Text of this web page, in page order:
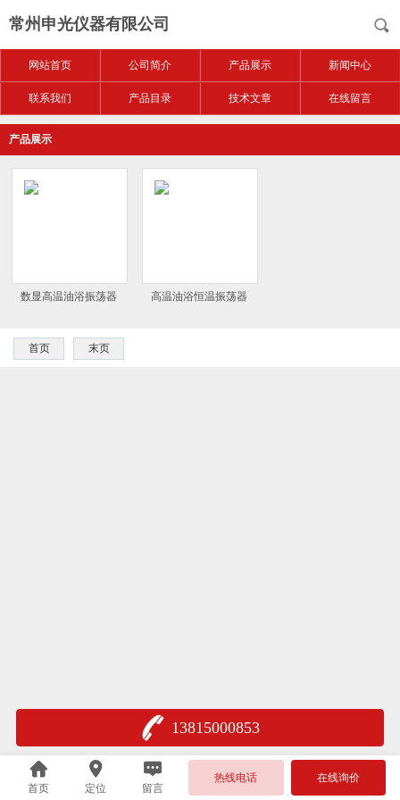
常州申光仪器有限公司
网站首页 公司简介 产品展示 新闻中心
联系我们 产品目录 技术文章 在线留言
产品展示
数显高温油浴振荡器 高温油浴恒温振荡器
首页 末页
13815000853
首页 定位 留言
热线电话 在线询价